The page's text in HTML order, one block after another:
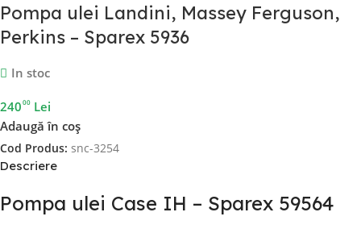
Pompa ulei Landini, Massey Ferguson,
Perkins – Sparex 5936
In stoc
24000 Lei
Adaugă în coș
Cod Produs: snc-3254
Descriere
Pompa ulei Case IH – Sparex 59564